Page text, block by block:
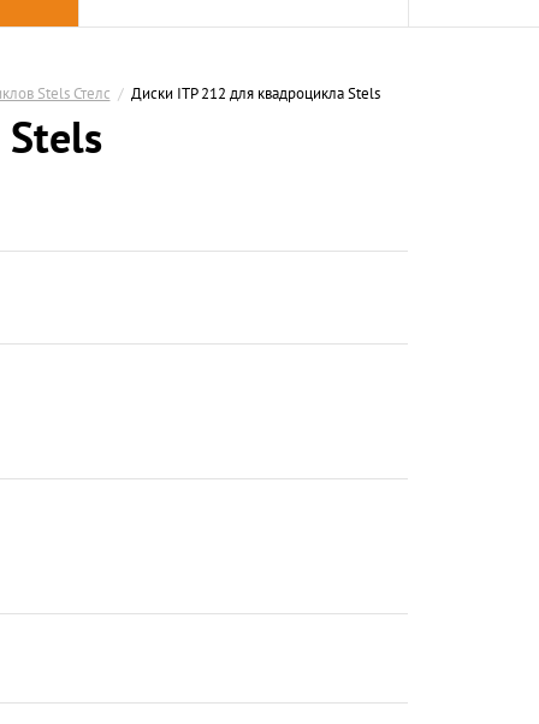
Stels Стелс / Диски ITP 212 для квадроцикла Stels